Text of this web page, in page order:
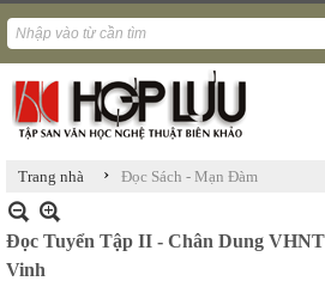
Trang nhà › Đọc Sách - Mạn Đàm
Đọc Tuyển Tập II - Chân Dung
Vinh